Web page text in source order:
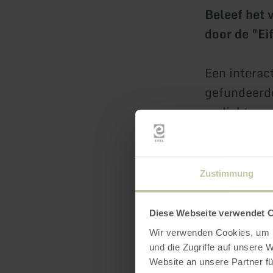
Zustimmung
Diese Webseite verwendet
Wir verwenden Cookies,
und die Zugriffe auf unsere
Website an unsere Partner
Beleef het
door de
Een
gedichten
tot eind
vergeten
uit de berg
ontstaan -